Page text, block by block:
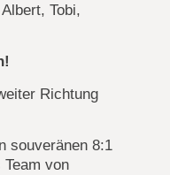
Tobi,
Richtung
souveränen 8:1
von